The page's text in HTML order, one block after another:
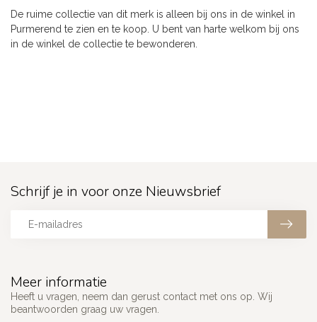
De ruime collectie van dit merk is alleen bij ons in de winkel in
Purmerend te zien en te koop. U bent van harte welkom bij ons
in de winkel de collectie te bewonderen.
Meer informatie
Heeft u vragen, neem dan gerust contact met ons op. Wij
beantwoorden graag uw vragen.
Schrijf je in voor onze Nieuwsbrief